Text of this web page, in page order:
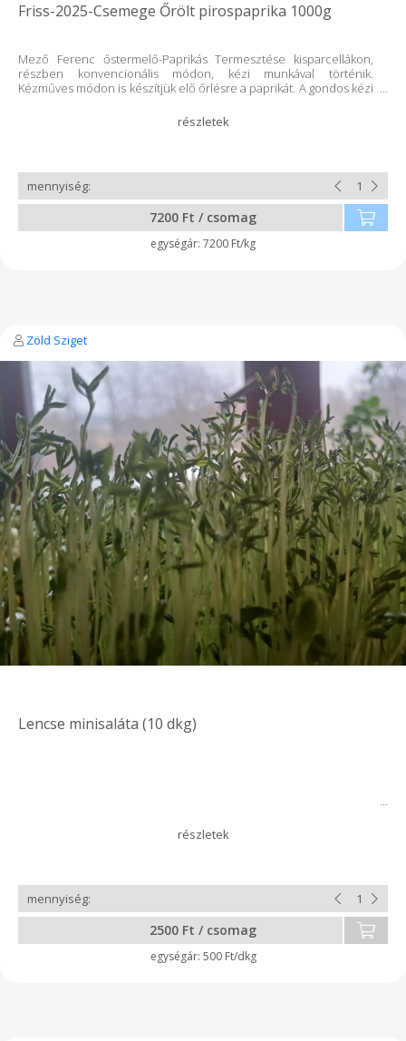
Friss-2025-Csemege Őrölt pirospaprika 1000g
Mező Ferenc őstermelő-Paprikás Termesztése kisparcellákon,
részben konvencionális módon, kézi munkával történik.
Kézműves módon is készítjük elő őrlésre a paprikát. A gondos kézi
paprikát bér őröltetem, 2024.09.20.-án őrölték, erre kialakított
üzemben. Az üzemben más termést nem őrölnek. A szárított
üvegbe is tudjuk tölteni. Származási hely: Magyarország-Kék
7200 Ft / csomag
7200 Ft/kg
Zöld Sziget
Lencse minisaláta (10 dkg)
2500 Ft / csomag
500 Ft/dkg